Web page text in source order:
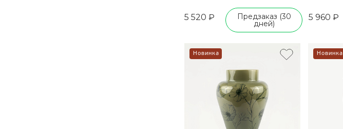
5 520 ₽ Предзаказ (30
дней)
5 960 ₽
Новинка Новинка